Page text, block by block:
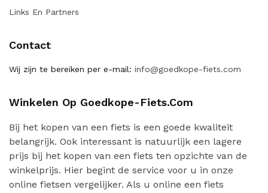
Links En Partners
Contact
Wij zijn te bereiken per e-mail: info@goedkope-fiets.com
Winkelen Op Goedkope-Fiets.com
Bij het kopen van een fiets is een goede kwaliteit
belangrijk. Ook interessant is natuurlijk een lagere
prijs bij het kopen van een fiets ten opzichte van de
winkelprijs. Hier begint de service voor u in onze
online fietsen vergelijker. Als u online een fiets